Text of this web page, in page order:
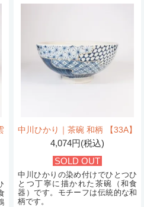
中川ひかり｜茶碗 和柄 【33A】
4,074円(税込)
SOLD OUT
中川ひかりの染め付けでひとつひ
とつ丁寧に描かれた茶碗（和食
器）です。モチーフは伝統的な和
柄です。